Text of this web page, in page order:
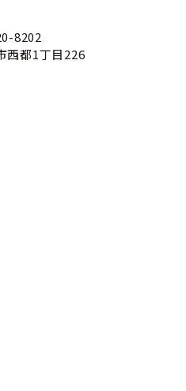
8202
西都1丁目226